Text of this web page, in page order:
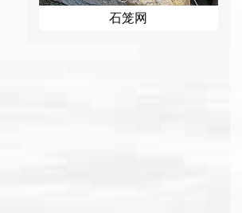
石笼网